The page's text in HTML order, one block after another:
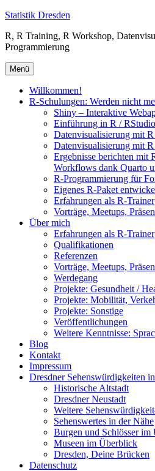
Zum
springen
Statistik Dresden
R, R Training, R Workshop,
Programmierung
Menü
Willkommen!
R-Schulungen: Werden nicht
Shiny – Interaktive
Einführung in R / RStudio
Datenvisualisierung mit
Datenvisualisierung mit
Ergebnisse berichten mit
Workflows dank Quarto
R-Programmierung für
Eigenes R-Paket
Erfahrungen als R-Trainer
Vorträge, Meetups,
Über mich
Erfahrungen als R-Trainer
Qualifikationen
Referenzen
Vorträge, Meetups,
Werdegang
Projekte: Gesundheit /
Projekte: Mobilität,
Projekte: Sonstige
Veröffentlichungen
Weitere Kenntnisse:
Blog
Kontakt
Impressum
Dresdner Sehenswürdigkeiten
Historische Altstadt
Dresdner Neustadt
Weitere
Sehenswertes in der Nähe
Burgen und Schlösser im
Museen im Überblick
Dresden, Deine Brücken
Datenschutz